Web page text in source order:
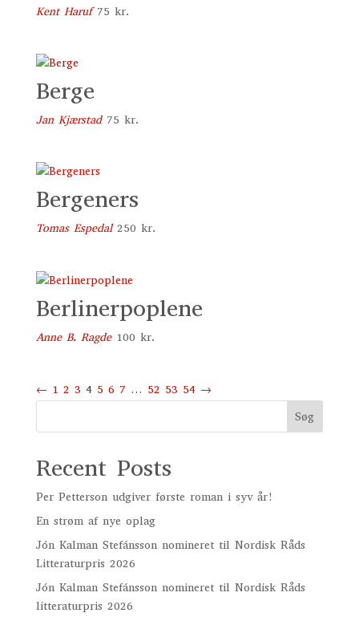
Kent Haruf 75 kr.
Berge
Jan Kjærstad 75 kr.
Bergeners
Tomas Espedal 250 kr.
Berlinerpoplene
Anne B. Ragde 100 kr.
← 1 2 3 4 5 6 7 … 52 53 54 →
Søg
Recent Posts
Per Petterson udgiver første roman i syv år!
En strøm af nye oplag
Jón Kalman Stefánsson nomineret til Nordisk Råds
Litteraturpris 2026
Jón Kalman Stefánsson nomineret til Nordisk Råds
litteraturpris 2026